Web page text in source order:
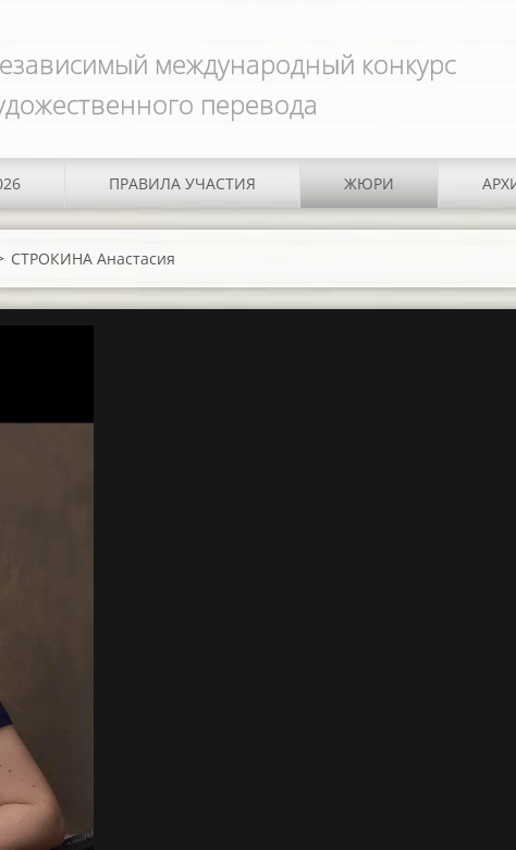
международный конкурс
перевода
ПРАВИЛА УЧАСТИЯ ЖЮРИ
СТРОКИНА Анастасия